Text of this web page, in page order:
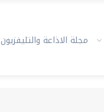
مجلة الاذاعة والتليفزيون